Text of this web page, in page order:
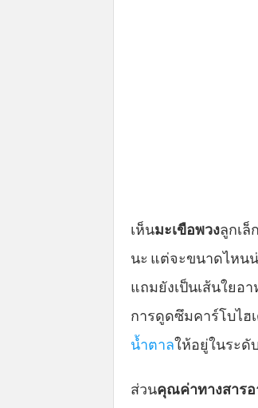
เห็นมะเขือพวงลูกเ
นะ แต่จะขนาดไหน
แถมยังเป็นเส้นใย
การดูดซึมคาร์โบไฮ
น้ำตาลให้อยู่ในระดั
ส่วนคุณค่าทางสารอ